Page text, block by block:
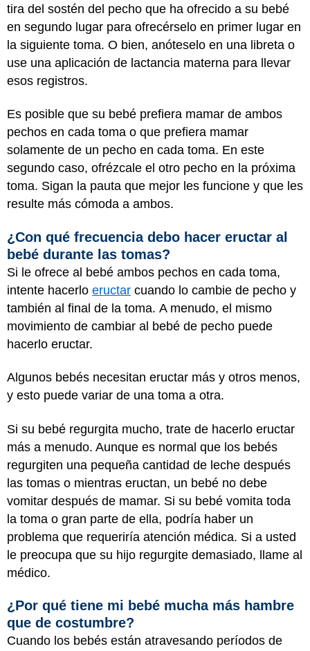
tira del sostén del pecho que ha ofrecido a su bebé
en segundo lugar para ofrecérselo en primer lugar en
la siguiente toma. O bien, anóteselo en una libreta o
use una aplicación de lactancia materna para llevar
esos registros.
Es posible que su bebé prefiera mamar de ambos
pechos en cada toma o que prefiera mamar
solamente de un pecho en cada toma. En este
segundo caso, ofrézcale el otro pecho en la próxima
toma. Sigan la pauta que mejor les funcione y que les
resulte más cómoda a ambos.
¿Con qué frecuencia debo hacer eructar al
bebé durante las tomas?
Si le ofrece al bebé ambos pechos en cada toma,
intente hacerlo eructar cuando lo cambie de pecho y
también al final de la toma. A menudo, el mismo
movimiento de cambiar al bebé de pecho puede
hacerlo eructar.
Algunos bebés necesitan eructar más y otros menos,
y esto puede variar de una toma a otra.
Si su bebé regurgita mucho, trate de hacerlo eructar
más a menudo. Aunque es normal que los bebés
regurgiten una pequeña cantidad de leche después
las tomas o mientras eructan, un bebé no debe
vomitar después de mamar. Si su bebé vomita toda
la toma o gran parte de ella, podría haber un
problema que requeriría atención médica. Si a usted
le preocupa que su hijo regurgite demasiado, llame al
médico.
¿Por qué tiene mi bebé mucha más hambre
que de costumbre?
Cuando los bebés están atravesando períodos de